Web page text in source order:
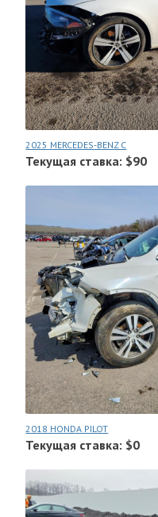
2025 MERCEDES-BENZ C
Текущая ставка: $90
2018 HONDA PILOT
Текущая ставка: $0